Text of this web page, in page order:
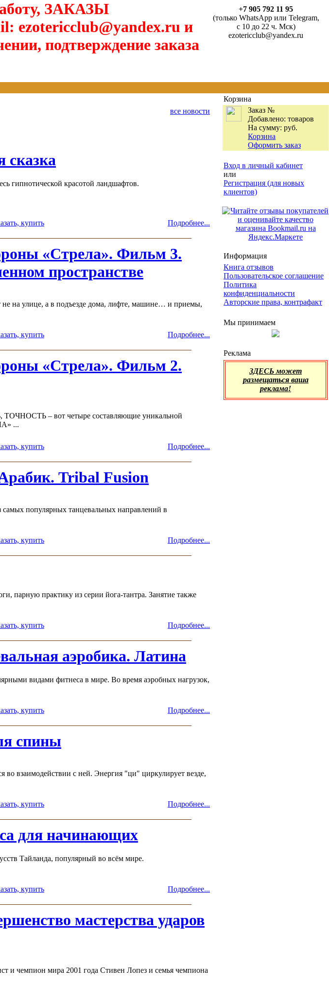
ЗАКАЗЫ
и
подтверждение заказа
+7 905 792 11 95
(только WhatsApp или Telegram,
с 10 до 22 ч. Мск)
ezotericclub@yandex.ru
все новости
сказка
гипнотической красотой ландшафтов.
купить Подробнее...
«Стрела». Фильм 3.
пространстве
не на улице, а в подъезде дома, лифте, машине… и приемы,
купить Подробнее...
«Стрела». Фильм 2.
– вот четыре составляющие уникальной
...
купить Подробнее...
Tribal Fusion
популярных танцевальных направлений в
купить Подробнее...
парную практику из серии йога-тантра. Занятие также
купить Подробнее...
аэробика. Латина
видами фитнеса в мире. Во время аэробных нагрузок,
купить Подробнее...
спины
во взаимодействии с ней. Энергия "ци" циркулирует везде,
купить Подробнее...
для начинающих
Тайланда, популярный во всём мире.
купить Подробнее...
мастерства ударов
и чемпион мира 2001 года Стивен Лопез и семья чемпиона
Корзина
Заказ №
Добавлено: товаров
На сумму: руб.
Корзина
Оформить заказ
Вход в личный кабинет
или
Регистрация (для новых
клиентов)
Информация
Книга отзывов
Пользовательское соглашение
Политика
конфиденциальности
Авторские права, контрафакт
Мы принимаем
Реклама
ЗДЕСЬ может
размещаться ваша
реклама!